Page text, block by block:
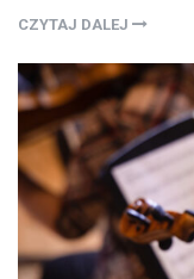
CZYTAJ DALEJ